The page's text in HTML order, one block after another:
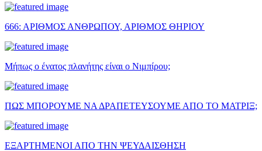
666: ΑΡΙΘΜΟΣ ΑΝΘΡΩΠΟΥ, ΑΡΙΘΜΟΣ ΘΗΡΙΟΥ
Μήπως ο ένατος πλανήτης είναι ο Νιμπίρου;
ΠΩΣ ΜΠΟΡΟΥΜΕ ΝΑ ΔΡΑΠΕΤΕΥΣΟΥΜΕ ΑΠΟ ΤΟ ΜΑΤΡΙΞ;
ΕΞΑΡΤΗΜΕΝΟΙ ΑΠΟ ΤΗΝ ΨΕΥΔΑΙΣΘΗΣΗ